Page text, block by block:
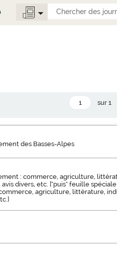
sur 1
des Basses-Alpes
: commerce, agriculture,
divers, etc. ["puis" feuille
agriculture, littérature,